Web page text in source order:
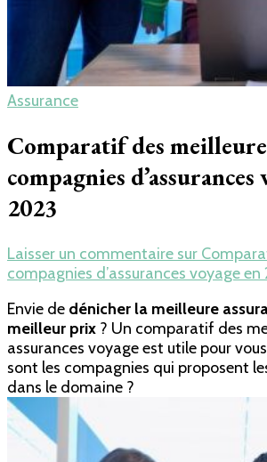
Assurance
Comparatif des
compagnies d’assurances
2023
Laisser un commentaire sur
compagnies d’assurances voyage en
Envie de dénicher la meilleure
meilleur prix ? Un comparatif des
assurances voyage est utile pour
sont les compagnies qui proposent
dans le domaine ?